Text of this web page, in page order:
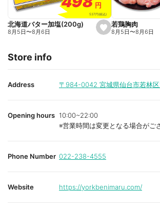
s
e
i
t
円
円
537円(税込)
北海道バター加塩(200g)
8月5日〜8月6日
若鶏胸肉
8月5日〜8月6日
Store info
Address 〒984-0042 宮城県仙台市若林
Opening hours 10:00~22:00
※営業時間は変更となる場合がご
Phone Number 022-238-4555
Website https://yorkbenimaru.com/